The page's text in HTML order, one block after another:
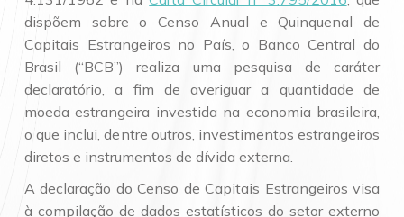
dispõem sobre o Censo Anual e Quinquenal de
Capitais Estrangeiros no País, o Banco Central do
Brasil (“BCB”) realiza uma pesquisa de caráter
declaratório, a fim de averiguar a quantidade de
moeda estrangeira investida na economia brasileira,
o que inclui, dentre outros, investimentos estrangeiros
diretos e instrumentos de dívida externa.
A declaração do Censo de Capitais Estrangeiros visa
à compilação de dados estatísticos do setor externo